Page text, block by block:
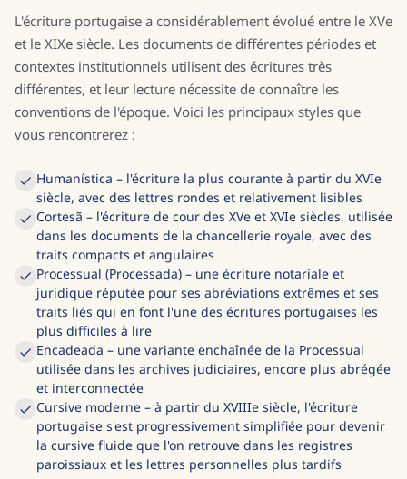
L'écriture portugaise a considérablement évolué entre le XVe
et le XIXe siècle. Les documents de différentes périodes et
contextes institutionnels utilisent des écritures très
différentes, et leur lecture nécessite de connaître les
conventions de l'époque. Voici les principaux styles que
vous rencontrerez :
Humanística – l'écriture la plus courante à partir du XVIe
siècle, avec des lettres rondes et relativement lisibles
Cortesã – l'écriture de cour des XVe et XVIe siècles, utilisée
dans les documents de la chancellerie royale, avec des
traits compacts et angulaires
Processual (Processada) – une écriture notariale et
juridique réputée pour ses abréviations extrêmes et ses
traits liés qui en font l'une des écritures portugaises les
plus difficiles à lire
Encadeada – une variante enchaînée de la Processual
utilisée dans les archives judiciaires, encore plus abrégée
et interconnectée
Cursive moderne – à partir du XVIIIe siècle, l'écriture
portugaise s'est progressivement simplifiée pour devenir
la cursive fluide que l'on retrouve dans les registres
paroissiaux et les lettres personnelles plus tardifs